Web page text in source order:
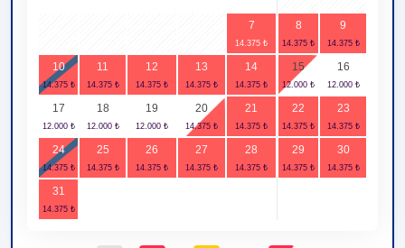
7 8 9
10 11 12 13 14 15 16
17 18 19 20 21 22 23
24 25 26 27 28 29 30
31